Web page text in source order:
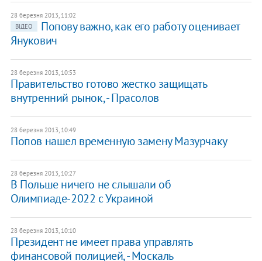
28 березня 2013, 11:02
ВІДЕО
Попову важно, как его работу оценивает
Янукович
28 березня 2013, 10:53
Правительство готово жестко защищать
внутренний рынок, - Прасолов
28 березня 2013, 10:49
Попов нашел временную замену Мазурчаку
28 березня 2013, 10:27
В Польше ничего не слышали об
Олимпиаде-2022 с Украиной
28 березня 2013, 10:10
Президент не имеет права управлять
финансовой полицией, - Москаль